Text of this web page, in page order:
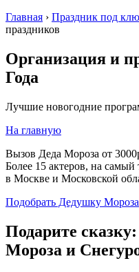
Главная › Праздник под
праздников
Организация и
Года
Лучшие новогодние
На главную
Вызов Деда Мороза от
Более 15 актеров, на самый
в Москве и Московской
Подобрать Дедушку Мороза
Подарите
Мороза и